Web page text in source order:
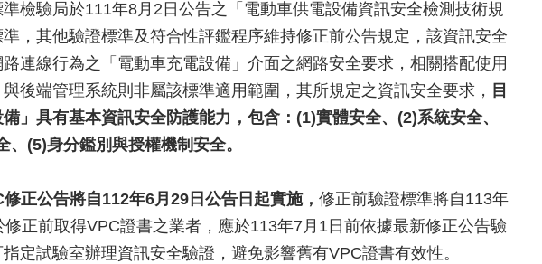
檢驗局於111年8月2日公告之「電動車供電設備資訊安全檢測技術規
，其他驗證標準及符合性評鑑程序維持修正前公告規定，該資訊安全
連線行為之「電動車充電設備」介面之網路安全要求，相關搭配使用
後端管理系統則非屬該標準適用範圍，其所規定之資訊安全要求， 目
」具有基本資訊安全防護能力，包含：(1)實體安全、(2)系統安全、
、(5)身分鑑別與授權機制安全。
修正公告將自112年6月29日公告日起實施， 修正前驗證標準將自113年
正前取得VPC證書之業者，應於113年7月1日前依據最新修正公告驗
定試驗室辦理資訊安全驗證，避免影響舊有VPC證書有效性。